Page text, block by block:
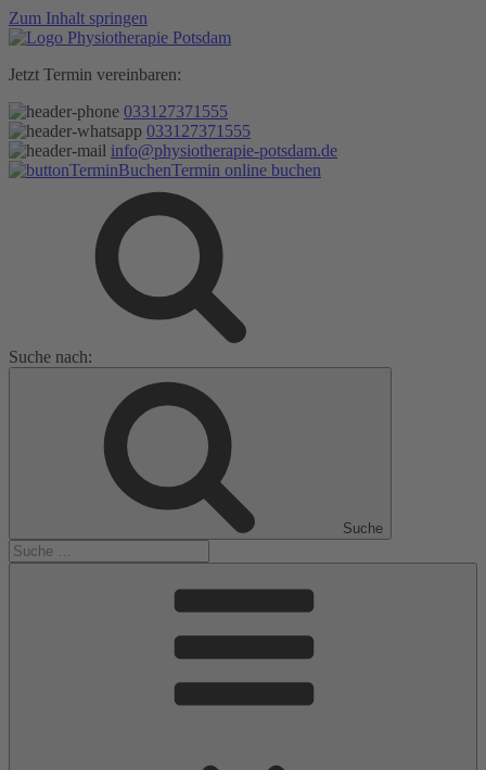
Zum Inhalt springen
Jetzt Termin vereinbaren:
033127371555
033127371555
info@physiotherapie-potsdam.de
Termin online buchen
Suche nach:
Suche